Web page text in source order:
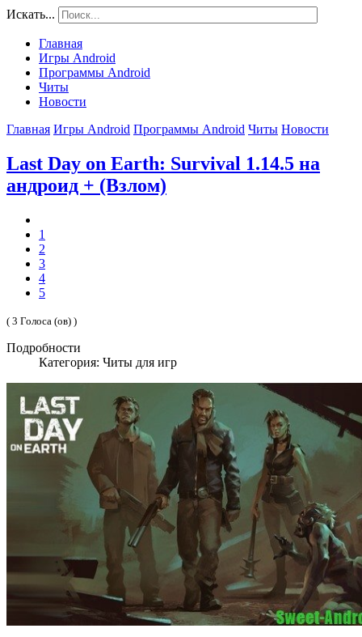
Искать...
Главная
Игры Android
Программы Android
Читы
Новости
Главная Игры Android Программы Android Читы Новости
Last Day on Earth: Survival 1.14.5 на
андроид + (Взлом)
1
2
3
4
5
( 3 Голоса (ов) )
Подробности
Категория: Читы для игр